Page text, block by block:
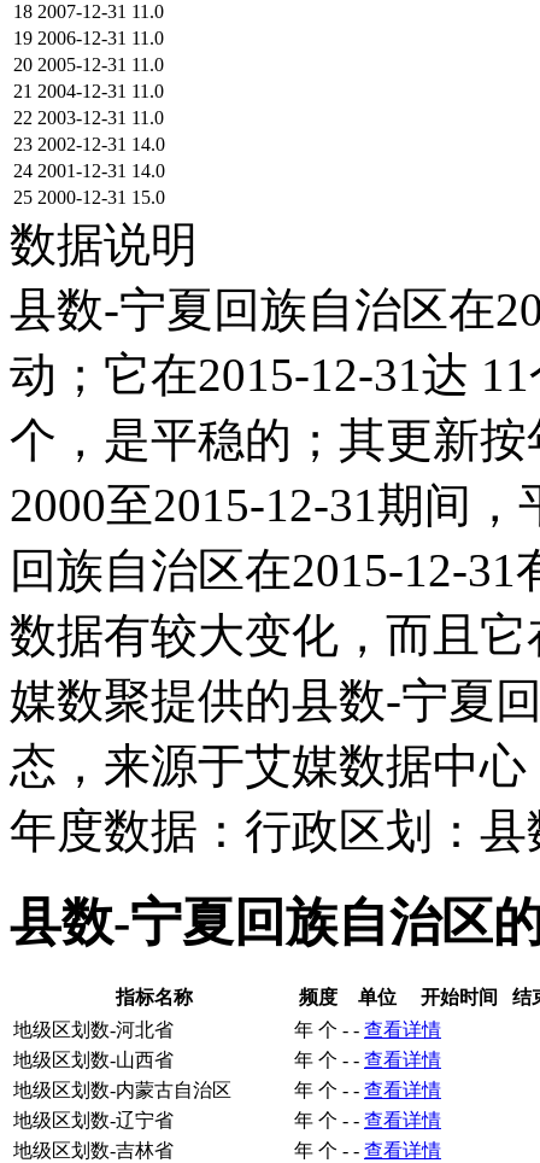
18 2007-12-31 11.0
19 2006-12-31 11.0
20 2005-12-31 11.0
21 2004-12-31 11.0
22 2003-12-31 11.0
23 2002-12-31 14.0
24 2001-12-31 14.0
25 2000-12-31 15.0
数据说明
县数-宁夏回族自治区在
动；它在2015-12-31达
个，是平稳的；其更新
2000至2015-12-31期间
回族自治区在2015-12-
数据有较大变化，而且
媒数聚提供的县数-宁夏
态，来源于艾媒数据中
年度数据：行政区划：
县数-宁夏回族自治区
指标名称 频度 单位 开始时间
结
地级区划数-河北省
年 个 - - 查看详情
地级区划数-山西省
年 个 - - 查看详情
地级区划数-内蒙古自治区
年 个 - - 查看详情
地级区划数-辽宁省
年 个 - - 查看详情
地级区划数-吉林省
年 个 - - 查看详情